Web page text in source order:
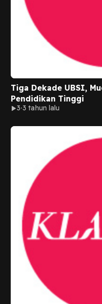
Tiga Dekade UBSI,
Pendidikan Tinggi
3 3 tahun lalu